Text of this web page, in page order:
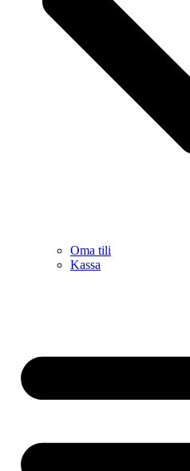
Oma tili
Kassa